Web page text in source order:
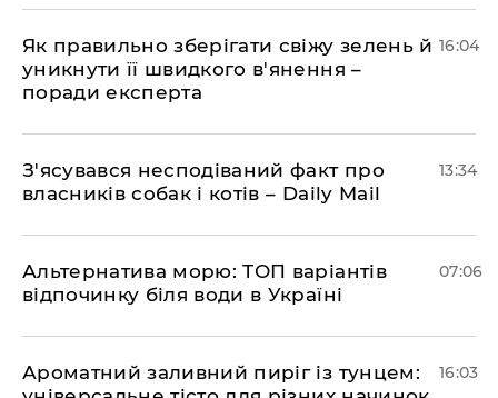
Як правильно зберігати свіжу зелень й
уникнути її швидкого в'янення –
поради експерта
16:04
З'ясувався несподіваний факт про
власників собак і котів – Daily Mail
13:34
Альтернатива морю: ТОП варіантів
відпочинку біля води в Україні
07:06
Ароматний заливний пиріг із тунцем:
16:03